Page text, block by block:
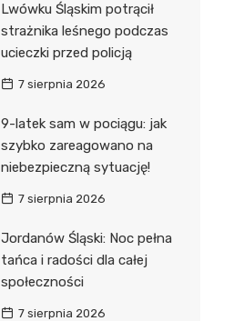
Lwówku Śląskim potrącił
strażnika leśnego podczas
ucieczki przed policją
7 sierpnia 2026
9-latek sam w pociągu: jak
szybko zareagowano na
niebezpieczną sytuację!
7 sierpnia 2026
Jordanów Śląski: Noc pełna
tańca i radości dla całej
społeczności
7 sierpnia 2026